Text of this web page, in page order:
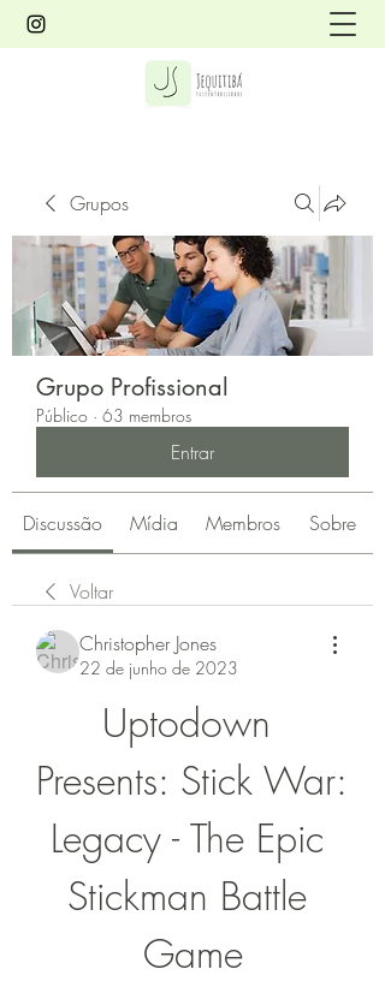
Grupos
Grupo Profissional
Público · 63 membros
Entrar
Discussão Mídia Membros Sobre
Voltar
Christopher Jones
22 de junho de 2023
Uptodown
Presents: Stick War:
Legacy - The Epic
Stickman Battle
Game